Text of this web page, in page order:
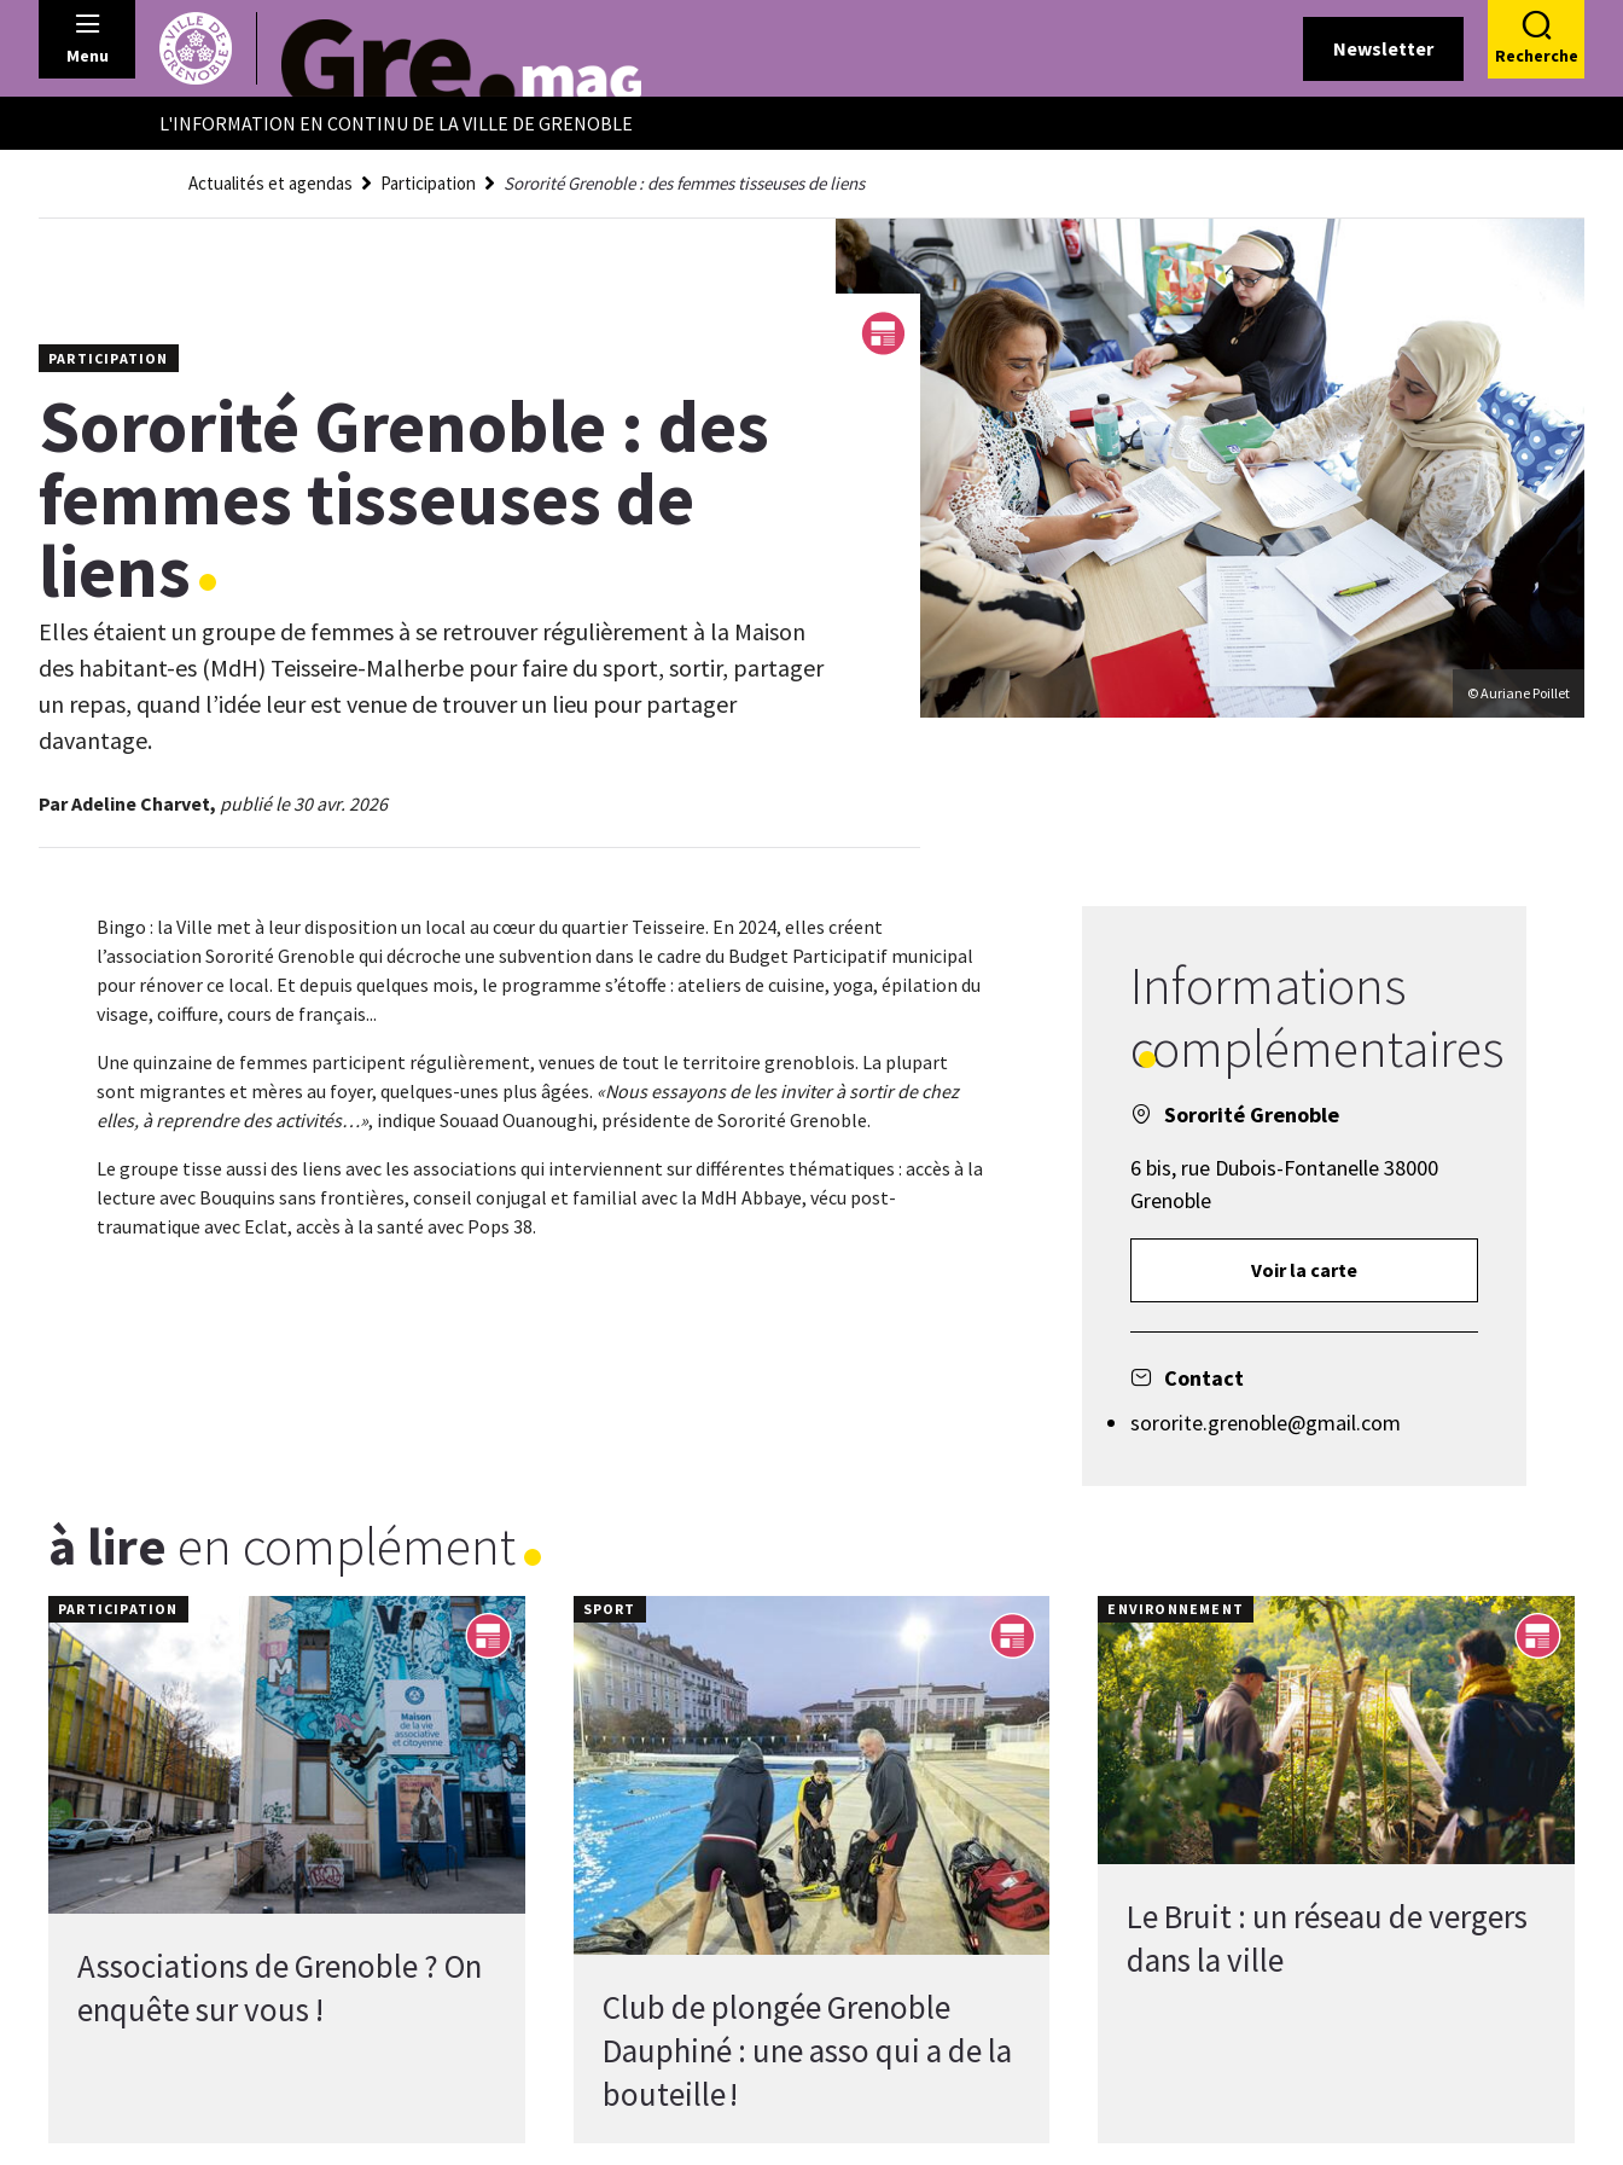
Panneau de gestion des cookies
Menu Newsletter Recherche
L'INFORMATION EN CONTINU DE LA VILLE DE GRENOBLE
Actualités et agendas Participation Sororité Grenoble : des femmes tisseuses de liens
© Auriane Poillet
Sororité Grenoble : des
femmes tisseuses de
liens
Elles étaient un groupe de femmes à se retrouver régulièrement à la Maison
des habitant-es (MdH) Teisseire-Malherbe pour faire du sport, sortir, partager
un repas, quand l’idée leur est venue de trouver un lieu pour partager
davantage.
PARTICIPATION
Par Adeline Charvet, publié le 30 avr. 2026
Bingo : la Ville met à leur disposition un local au cœur du quartier Teisseire. En 2024, elles créent
l’association Sororité Grenoble qui décroche une subvention dans le cadre du Budget Participatif municipal
pour rénover ce local. Et depuis quelques mois, le programme s’étoffe : ateliers de cuisine, yoga, épilation du
visage, coiffure, cours de français...
Une quinzaine de femmes participent régulièrement, venues de tout le territoire grenoblois. La plupart
sont migrantes et mères au foyer, quelques-unes plus âgées. Nous essayons de les inviter à sortir de chez
elles, à reprendre des activités… , indique Souaad Ouanoughi, présidente de Sororité Grenoble.
Le groupe tisse aussi des liens avec les associations qui interviennent sur différentes thématiques : accès à la
lecture avec Bouquins sans frontières, conseil conjugal et familial avec la MdH Abbaye, vécu post-
traumatique avec Eclat, accès à la santé avec Pops 38.
Informations
complémentaires
Sororité Grenoble
6 bis, rue Dubois-Fontanelle 38000
Grenoble
Voir la carte
Contact
sororite.grenoble@gmail.com
à lire en complément
Associations de Grenoble ? On
enquête sur vous !
PARTICIPATION
Club de plongée Grenoble
Dauphiné : une asso qui a de la
bouteille !
SPORT
Le Bruit : un réseau de vergers
dans la ville
ENVIRONNEMENT